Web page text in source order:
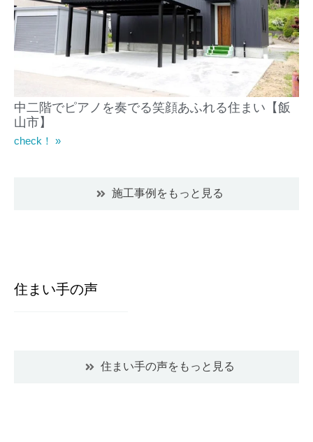
中二階でピアノを奏でる笑顔あふれる住まい【飯
山市】
check！ »
施工事例をもっと見る
住まい手の声
住まい手の声をもっと見る